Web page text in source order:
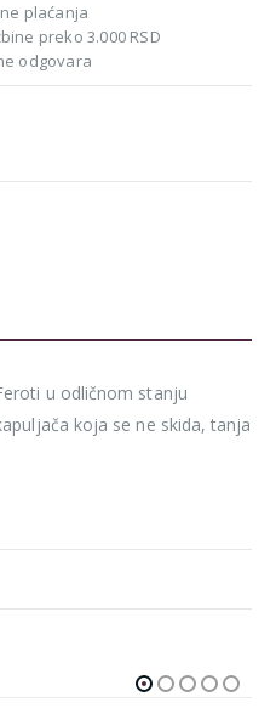
plaćanja
preko 3.000 RSD
odgovara
u odličnom stanju
koja se ne skida, tanja